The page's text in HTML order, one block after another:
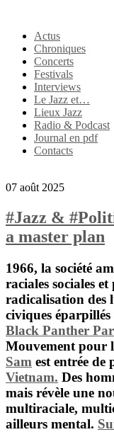
Actus
Chroniques
Concerts
Festivals
Interviews
Le Jazz et…
Lieux Jazz
Radio & Podcast
Journal en pdf
Contacts
07 août 2025
#Jazz &
a master plan
1966, la société
raciales sociales
radicalisation des
civiques
Black Panther
Mouvement pour
Sam est entrée de
Vietnam. Des
mais révèle une
multiraciale,
ailleurs mental.